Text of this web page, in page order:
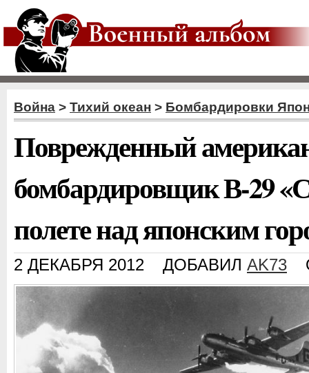
Война > Тихий океан > Бомбардировки
Поврежденный
бомбардировщик В-29
полете над японским
2 ДЕКАБРЯ 2012 ДОБАВИЛ AK73